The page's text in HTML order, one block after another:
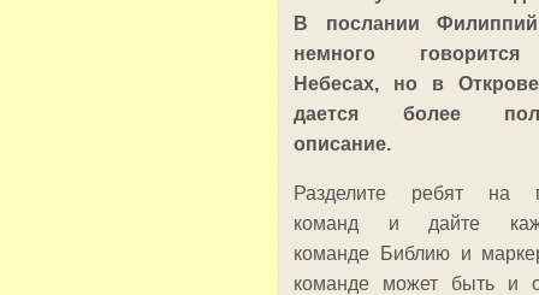
В послании
немного
Небесах, но в
дается более
описание.
Разделите ребят на
команд и дайте
команде Библию и
команде может быть и